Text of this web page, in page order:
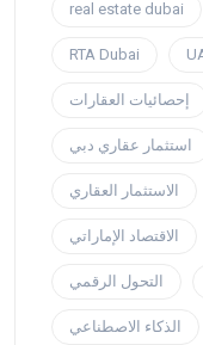
real estate dubai
RTA Dubai
إحصائيات العقارات
استثمار عقاري دبي
الاستثمار العقاري
الاقتصاد الإماراتي
التحول الرقمي
الذكاء الاصطناعي